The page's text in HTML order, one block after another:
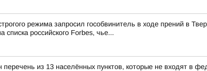
режима запросил гособвинитель в ходе прений в
российского Forbes, чье...
перечень из 13 населённых пунктов, которые не входят в